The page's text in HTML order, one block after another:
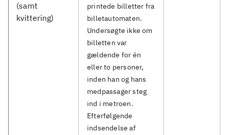
(samt
kvittering)
printede billetter fra
billetautomaten.
Undersøgte ikke om
billetten var
gældende for én
eller to personer,
inden han og hans
medpassager steg
ind i metroen.
Efterfølgende
indsendelse af